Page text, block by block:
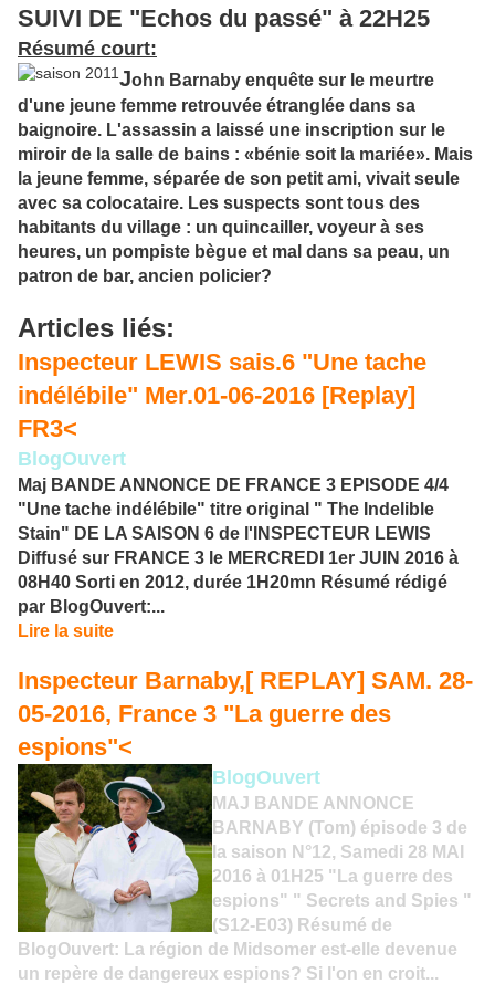
SUIVI DE "Echos du passé" à 22H25
Résumé court:
John Barnaby enquête sur le meurtre
d'une jeune femme retrouvée étranglée dans sa
baignoire. L'assassin a laissé une inscription sur le
miroir de la salle de bains : «bénie soit la mariée». Mais
la jeune femme, séparée de son petit ami, vivait seule
avec sa colocataire. Les suspects sont tous des
habitants du village : un quincailler, voyeur à ses
heures, un pompiste bègue et mal dans sa peau, un
patron de bar, ancien policier?
Articles liés:
Inspecteur LEWIS sais.6 "Une tache
indélébile" Mer.01-06-2016 [Replay]
FR3<
BlogOuvert
Maj BANDE ANNONCE DE FRANCE 3 EPISODE 4/4
"Une tache indélébile" titre original " The Indelible
Stain" DE LA SAISON 6 de l'INSPECTEUR LEWIS
Diffusé sur FRANCE 3 le MERCREDI 1er JUIN 2016 à
08H40 Sorti en 2012, durée 1H20mn Résumé rédigé
par BlogOuvert:...
Lire la suite
Inspecteur Barnaby,[ REPLAY] SAM. 28-
05-2016, France 3 "La guerre des
espions"<
BlogOuvert
MAJ BANDE ANNONCE
BARNABY (Tom) épisode 3 de
la saison N°12, Samedi 28 MAI
2016 à 01H25 "La guerre des
espions" " Secrets and Spies "
(S12-E03) Résumé de
BlogOuvert: La région de Midsomer est-elle devenue
un repère de dangereux espions? Si l'on en croit...